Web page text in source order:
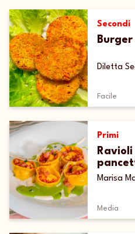
Secondi
Diletta
Facile
Primi
Marisa
Media